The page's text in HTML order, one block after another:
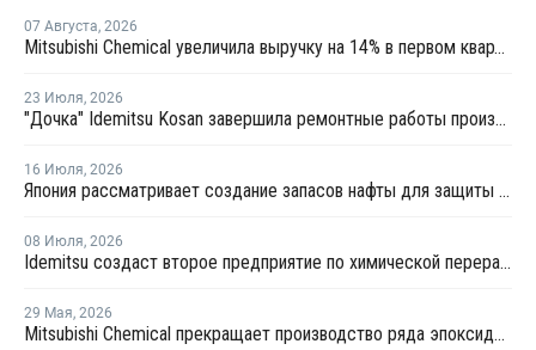
07 Августа, 2026
Mitsubishi Chemical увеличила выручку на 14% в первом квартале японского финансового года
23 Июля, 2026
"Дочка" Idemitsu Kosan завершила ремонтные работы производства ПС в Пасир-Гуданге
16 Июля, 2026
Япония рассматривает создание запасов нафты для защиты нефтехимии
08 Июля, 2026
Idemitsu создаст второе предприятие по химической переработке отходов в Японии
29 Мая, 2026
Mitsubishi Chemical прекращает производство ряда эпоксидных смол в Японии